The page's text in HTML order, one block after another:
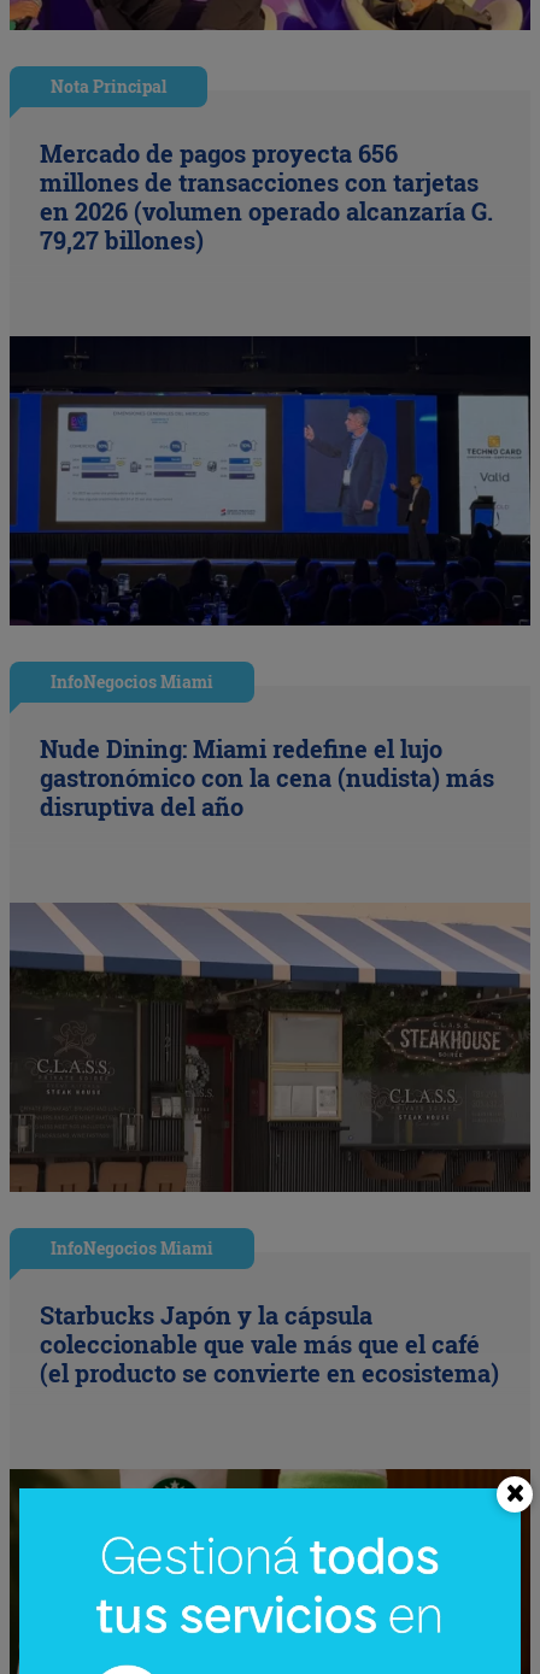
Nota Principal
Mercado de pagos proyecta 656
millones de transacciones con tarjetas
en 2026 (volumen operado alcanzaría G.
79,27 billones)
InfoNegocios Miami
Nude Dining: Miami redefine el lujo
gastronómico con la cena (nudista) más
disruptiva del año
InfoNegocios Miami
Starbucks Japón y la cápsula
coleccionable que vale más que el café
(el producto se convierte en ecosistema)